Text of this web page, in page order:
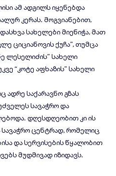
ამ ადგილს იყენებდა
კერას. მოგვიანებით,
სახელები მიენიჭა, მათ
ციციანოვის ქუჩა”, თუმცა
ლესელიძის” სახელი
“კოტე აფხაზის” სახელი
ადრე საქარავნო გზას
სავაჭრო და
დღესდღეობით კი ის
ცენტრად, რომელიც
და სერვისების წყალობით
მუდმივად იზიდავს.